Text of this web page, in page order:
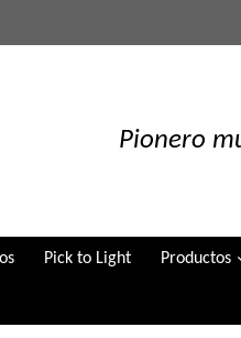
Pionero
Pick to Light Productos